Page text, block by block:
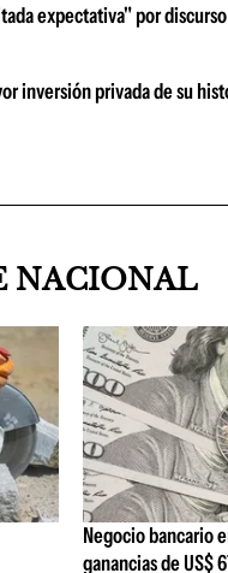
expectativa" por
inversión privada de su
NACIONAL
Negocio bancario
ganancias de US$